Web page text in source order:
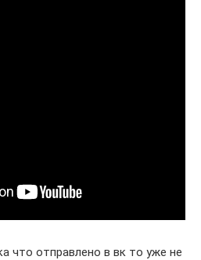
что отправлено в вк то уже не